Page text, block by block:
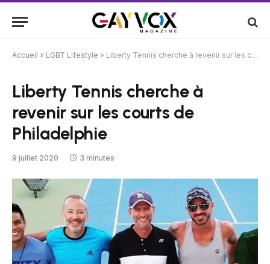
Accueil » LGBT Lifestyle » Liberty Tennis cherche à revenir sur les courts de Philadelphie
Liberty Tennis cherche à
revenir sur les courts de
Philadelphie
9 juillet 2020 3 minutes